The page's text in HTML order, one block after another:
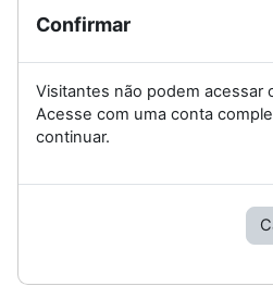
Confirmar
Visitantes não podem acessar
Acesse com uma conta
continuar.